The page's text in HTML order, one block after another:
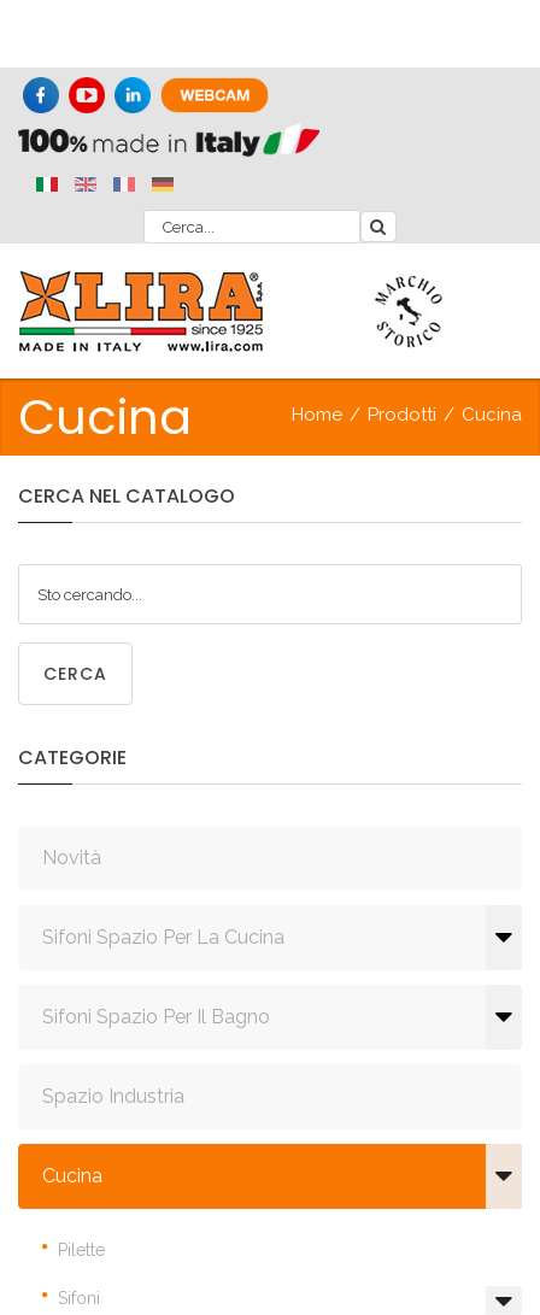
Cucina Home / Prodotti / Cucina
CERCA NEL CATALOGO
CERCA
CATEGORIE
Novità
Sifoni Spazio Per La Cucina
Sifoni Spazio Per Il Bagno
Spazio Industria
Cucina
Pilette
Sifoni